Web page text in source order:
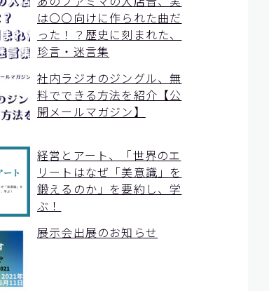
は〇〇向けに作られた曲だ
った！？歴史に刻まれた、
珍言・迷言集
社内ラジオのジングル、無
料でできる方法を紹介【公
開メールマガジン】
経営とアート、「世界のエ
リートはなぜ「美意識」を
鍛えるのか」を要約し、学
ぶ！
展示会出展のお知らせ